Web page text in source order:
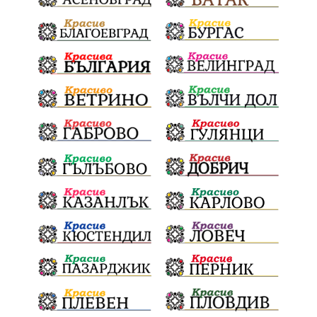
благотворителна инициатива
Електронният прием започва Дънката
Ще има ли присъда Ден на отворените врати
стопанство „Храна от село“ Карола Карова
бронзови медал Балканското първенство
в отборната надпревара
„Отваряне на града към морето“
Негодна за пиене вода във Варненско
цялостно обновяване Музеъ на мозайките
и прилежащия парк в Девня